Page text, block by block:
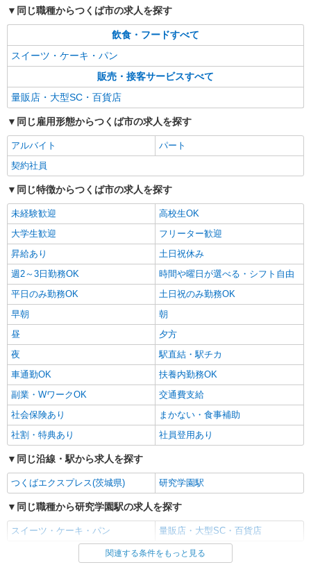
同じ職種からつくば市の求人を探す
飲食・フードすべて
スイーツ・ケーキ・パン
販売・接客サービスすべて
量販店・大型SC・百貨店
同じ雇用形態からつくば市の求人を探す
アルバイト
パート
契約社員
同じ特徴からつくば市の求人を探す
未経験歓迎
高校生OK
大学生歓迎
フリーター歓迎
昇給あり
土日祝休み
週2～3日勤務OK
時間や曜日が選べる・シフト自由
平日のみ勤務OK
土日祝のみ勤務OK
早朝
朝
昼
夕方
夜
駅直結・駅チカ
車通勤OK
扶養内勤務OK
副業・WワークOK
交通費支給
社会保険あり
まかない・食事補助
社割・特典あり
社員登用あり
同じ沿線・駅から求人を探す
つくばエクスプレス(茨城県) 研究学園駅
同じ職種から研究学園駅の求人を探す
スイーツ・ケーキ・パン 量販店・大型SC・百貨店
同じ雇用形態から研究学園駅の求人を探す
関連する条件をもっと見る